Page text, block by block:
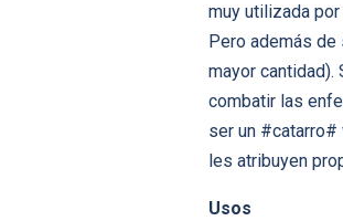
muy utilizada
Pero además
mayor
combatir las
ser un #catarro#
les atribuyen
Usos